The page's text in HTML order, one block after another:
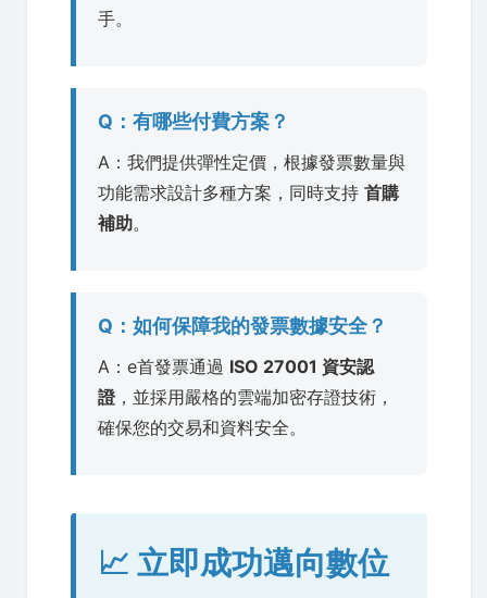
手。
Q：有哪些付費方案？
A：我們提供彈性定價，根據發票數量與
功能需求設計多種方案，同時支持 首購
補助。
Q：如何保障我的發票數據安全？
A：e首發票通過 ISO 27001 資安認
證，並採用嚴格的雲端加密存證技術，
確保您的交易和資料安全。
📈 立即成功邁向數位